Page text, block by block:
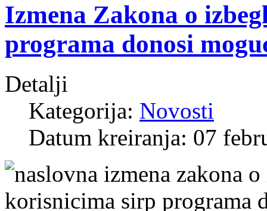
Izmena Zakona o
programa donosi
Detalji
Kategorija: Novosti
Datum kreiranja: 07